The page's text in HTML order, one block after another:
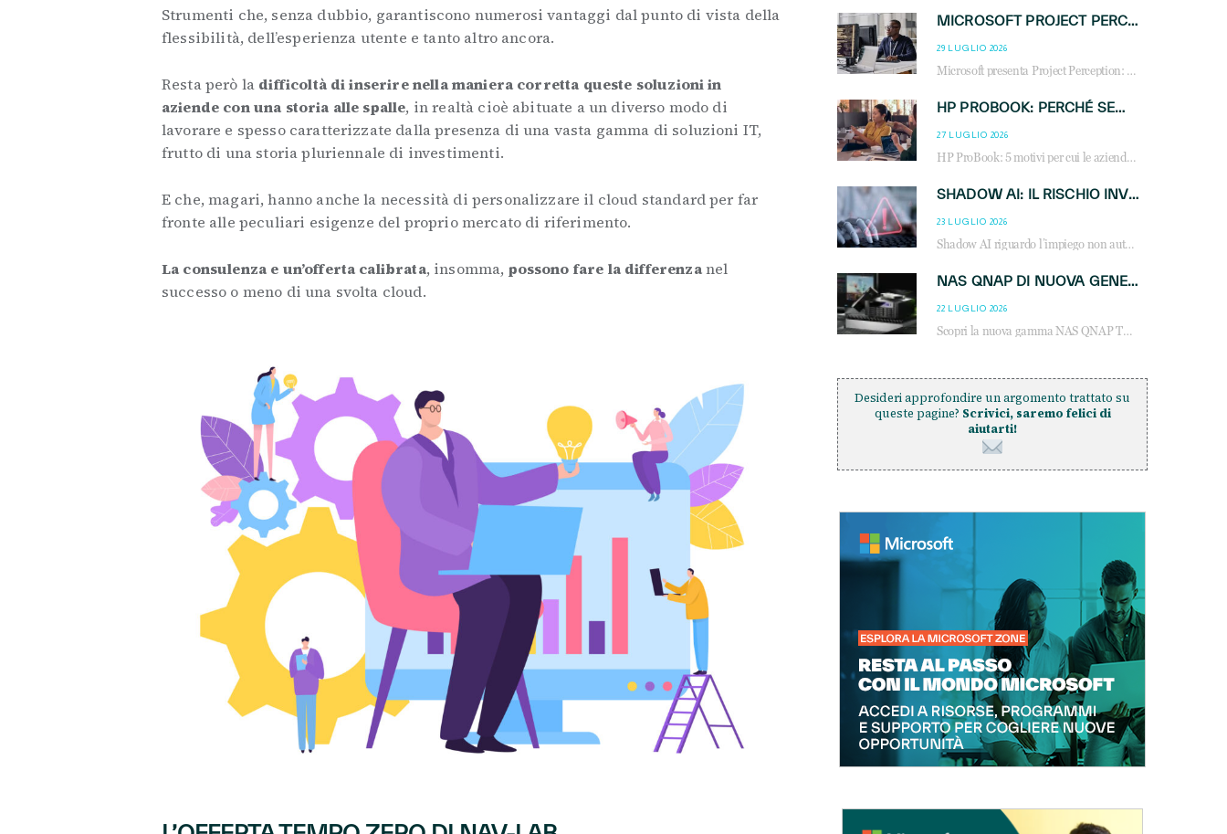
Strumenti che, senza dubbio, garantiscono numerosi vantaggi dal punto di vista della
flessibilità, dell’esperienza utente e tanto altro ancora.
Resta però la difficoltà di inserire nella maniera corretta queste soluzioni in
aziende con una storia alle spalle, in realtà cioè abituate a un diverso modo di
lavorare e spesso caratterizzate dalla presenza di una vasta gamma di soluzioni IT,
frutto di una storia pluriennale di investimenti.
E che, magari, hanno anche la necessità di personalizzare il cloud standard per far
fronte alle peculiari esigenze del proprio mercato di riferimento.
La consulenza e un’offerta calibrata, insomma, possono fare la differenzanel
successo o meno di una svolta cloud.
MICROSOFT PROJECT PERCEPTION: COME GLI AGENTI AI CAMBIERANNO SOC, CYBERSECURITY E SERVIZI MSP
29 LUGLIO 2026
Microsoft presenta Project Perception: scopri come gli agenti AI possono trasformare cybersecurity, SOC e servizi gestiti degli MSP.
HP PROBOOK: PERCHÉ SEMPRE PIÙ AZIENDE SCELGONO NOTEBOOK PROGETTATI PER IL LAVORO MODERNO
27 LUGLIO 2026
HP ProBook: 5 motivi per cui le aziende scelgono i notebook business HP per migliorare produttività, sicurezza e gestione dell’AI.
SHADOW AI: IL RISCHIO INVISIBILE CHE LE AZIENDE POSSONO GOVERNARE
23 LUGLIO 2026
Shadow AI riguardo l’impiego non autorizzato di sistemi AI all’interno dell’azienda. E’ una pratica che si diffonde a partire dai dipendenti fino ai dirigenti e mette a repentaglio la cybersecurity, con costi più elevati per le organizzazioni. Due recenti report illustrano il fenomeno e forniscono dati in merito
NAS QNAP DI NUOVA GENERAZIONE: PIÙ PRESTAZIONI, SCALABILITÀ E PROTEZIONE DEI DATI PER LE INFRASTRUTTURE IT MODERNE
22 LUGLIO 2026
Scopri la nuova gamma NAS QNAP TS-h1465U-RP, TS-h1065eU e TS-h665U: storage aziendale con ZFS, DDR5, E1.S NVMe e connettività 2.5GbE per backup, virtualizzazione e cybersecurity.
Desideri approfondire un argomento trattato su
queste pagine? Scrivici, saremo felici di
aiutarti!